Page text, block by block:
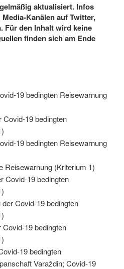
aktualisiert. Infos
Kanälen auf Twitter,
Für den Inhalt wird keine
finden sich am Ende
19 bedingten Reisewarnung
Covid-19 bedingten
19 bedingten Reisewarnung
Reisewarnung (Kriterium 1)
Covid-19 bedingten
der Covid-19 bedingten
Covid-19 bedingten
19 bedingten
Varaždin; Covid-19